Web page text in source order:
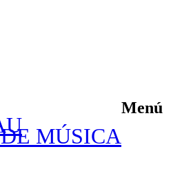
MÚSICA
Menú